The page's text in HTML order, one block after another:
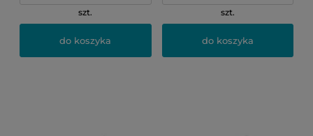
szt.
do koszyka
szt.
do koszyka